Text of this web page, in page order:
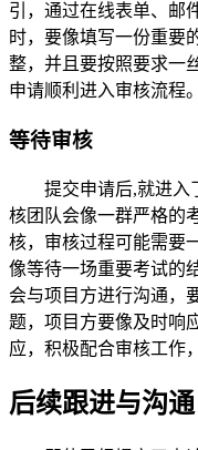
引，通过在线表单、邮
时，要像填写一份重要
整，并且要按照要求一
申请顺利进入审核流程。
等待审核
提交申请后,就进入
核团队会像一群严格的
核，审核过程可能需要
像等待一场重要考试的
会与项目方进行沟通，
题，项目方要像及时响
应，积极配合审核工作
后续跟进与沟通